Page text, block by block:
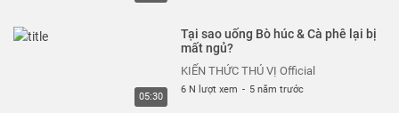
05:28
Tại sao khi ngủ chúng ta lại mơ?
Giấc mơ là gì?
KIẾN THỨC THÚ VỊ Official
6 N lượt xem - 5 năm trước
05:30
Tại sao uống Bò húc & Cà phê lại bị
mất ngủ?
KIẾN THỨC THÚ VỊ Official
6 N lượt xem - 5 năm trước